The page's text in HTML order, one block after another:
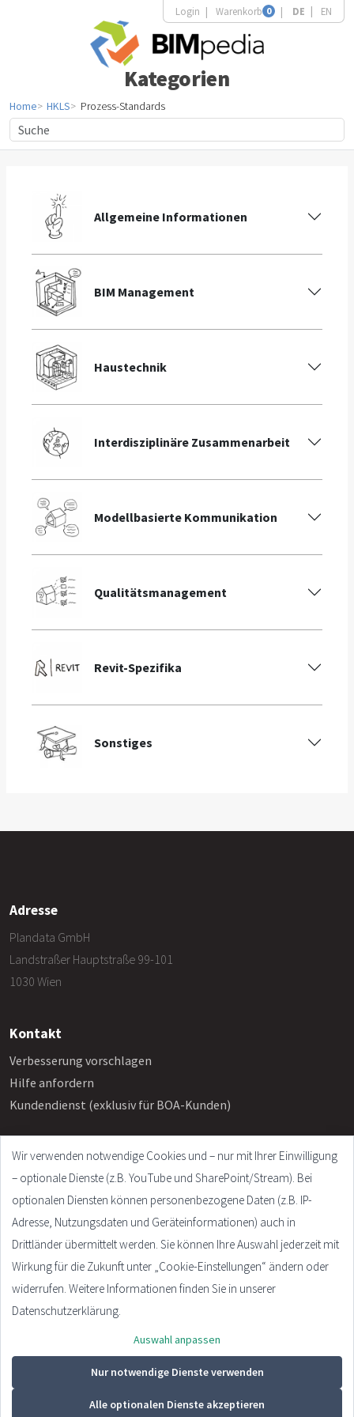
Login Warenkorb 0 DE EN
Kategorien
Home HKLS Prozess-Standards
Allgemeine Informationen
BIM Management
Haustechnik
Interdisziplinäre Zusammenarbeit
Modellbasierte Kommunikation
Qualitätsmanagement
Revit-Spezifika
Sonstiges
Adresse
Plandata GmbH
Landstraßer Hauptstraße 99-101
1030 Wien
Kontakt
Verbesserung vorschlagen
Hilfe anfordern
Kundendienst (exklusiv für BOA-Kunden)
Info
Häufige Fragen
Impressum
AGB
Datenschutzerklärung
Cookie Settings
© 2026 - Plandata GmbH. All rights reserved.
Design:HTML5 UP
Wir verwenden notwendige Cookies und – nur mit Ihrer Einwilligung
– optionale Dienste (z.B. YouTube und SharePoint/Stream). Bei
optionalen Diensten können personenbezogene Daten (z.B. IP-
Adresse, Nutzungsdaten und Geräteinformationen) auch in
Drittländer übermittelt werden. Sie können Ihre Auswahl jederzeit mit
Wirkung für die Zukunft unter „Cookie-Einstellungen“ ändern oder
widerrufen. Weitere Informationen finden Sie in unserer
Datenschutzerklärung.
Auswahl anpassen
Nur notwendige Dienste verwenden
Alle optionalen Dienste akzeptieren